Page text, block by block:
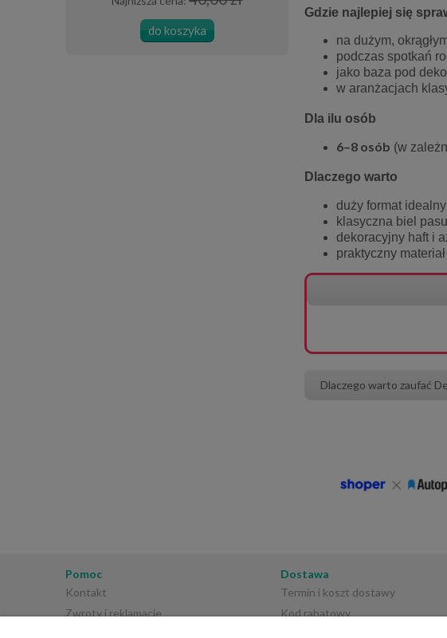
do koszyka
Gdzie najlepiej się
na dużym,
podczas spotkań
jako baza pod
w aranżacjach
Dla ilu osób
6–8 osób (w
Dlaczego warto
duży format
klasyczna biel
dekoracyjny haft i
praktyczny
Dlaczego warto zaufać
Pomoc
Kontakt
Zwroty i reklamacje
Dostawa
Termin i koszt dostawy
Kod rabatowy